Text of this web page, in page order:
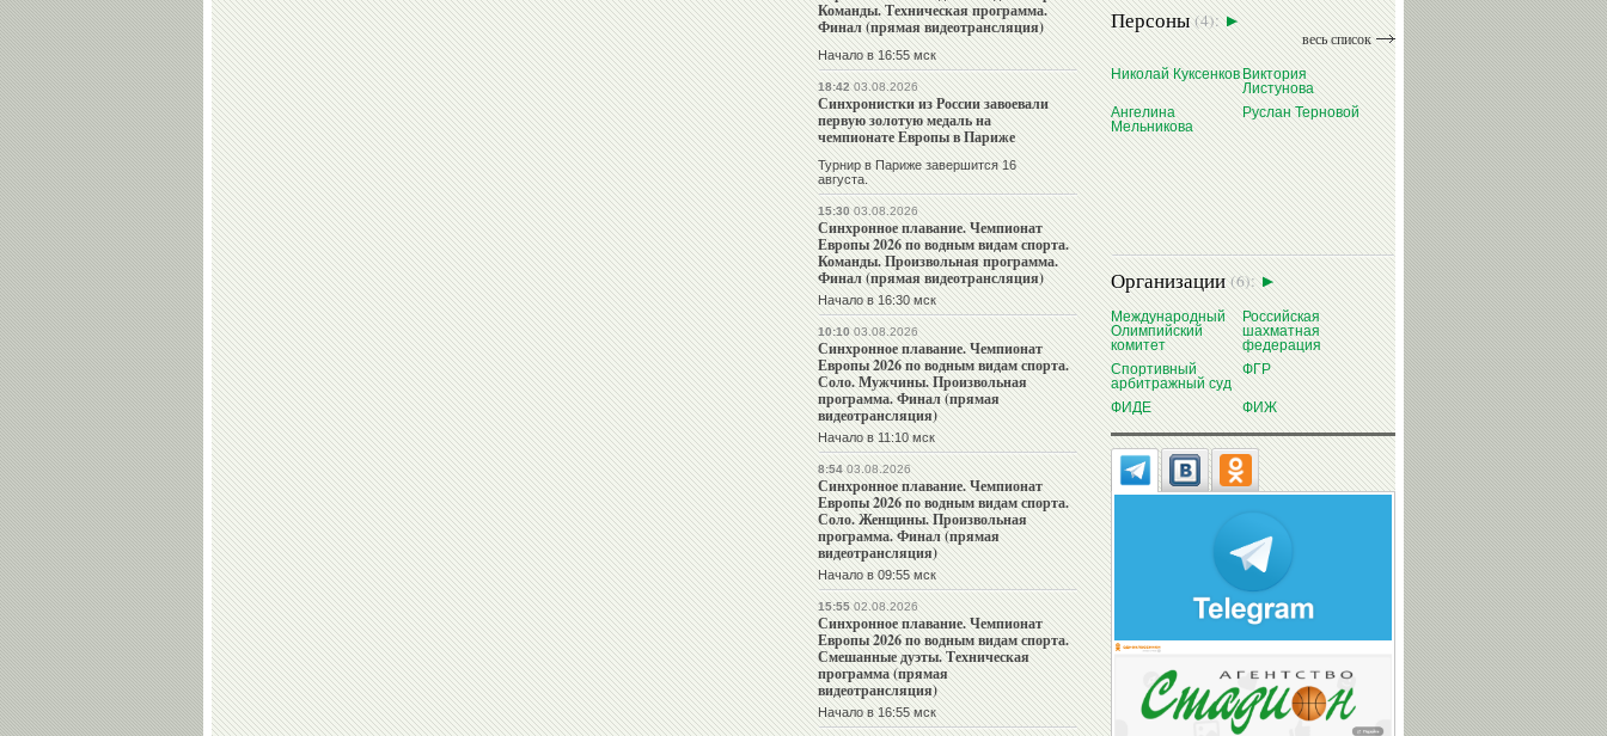
Команды. Техническая программа.
Финал (прямая видеотрансляция)
Начало в 16:55 мск
18:4203.08.2026
Синхронистки из России завоевали
первую золотую медаль на
чемпионате Европы в Париже
Турнир в Париже завершится 16
августа.
15:3003.08.2026
Синхронное плавание. Чемпионат
Европы 2026 по водным видам спорта.
Команды. Произвольная программа.
Финал (прямая видеотрансляция)
Начало в 16:30 мск
10:1003.08.2026
Синхронное плавание. Чемпионат
Европы 2026 по водным видам спорта.
Соло. Мужчины. Произвольная
программа. Финал (прямая
видеотрансляция)
Начало в 11:10 мск
8:5403.08.2026
Синхронное плавание. Чемпионат
Европы 2026 по водным видам спорта.
Соло. Женщины. Произвольная
программа. Финал (прямая
видеотрансляция)
Начало в 09:55 мск
15:5502.08.2026
Синхронное плавание. Чемпионат
Европы 2026 по водным видам спорта.
Смешанные дуэты. Техническая
программа (прямая
видеотрансляция)
Начало в 16:55 мск
Персоны(4):
весь список
Николай КуксенковВиктория
Листунова
Ангелина
Мельникова
Руслан Терновой
Организации(6):
Международный
Олимпийский
комитет
Российская
шахматная
федерация
Спортивный
арбитражный суд
ФГР
ФИДЕ ФИЖ